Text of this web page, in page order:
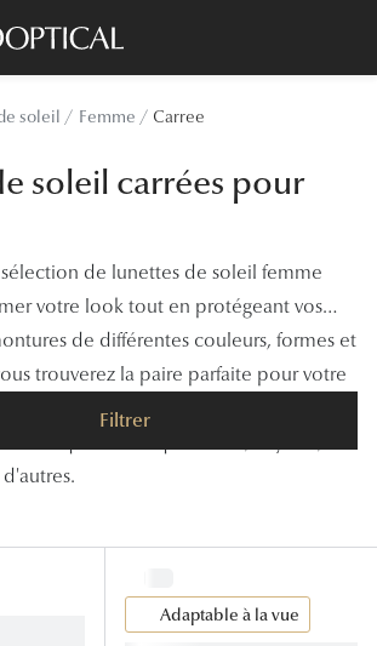
Examen
Onesight
Lunettes
soleil Femme Carree
soleil carrées pour
de lunettes de soleil femme
votre look tout en protégeant vos
de différentes couleurs, formes et
trouverez la paire parfaite pour votre
Explorez notre gamme et choisissez
Filtrer
Adaptable à la vue